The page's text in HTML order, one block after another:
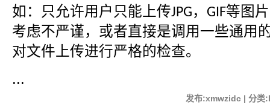
如：只允许用户只能上传JPG ， GIF等图
考虑不严谨，或者直接是调用一些通用
对文件上传进行严格的检查。
...
发布:xmwzidc | 分类